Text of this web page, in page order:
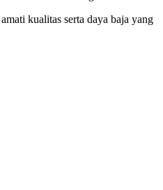
kualitas serta daya baja yang